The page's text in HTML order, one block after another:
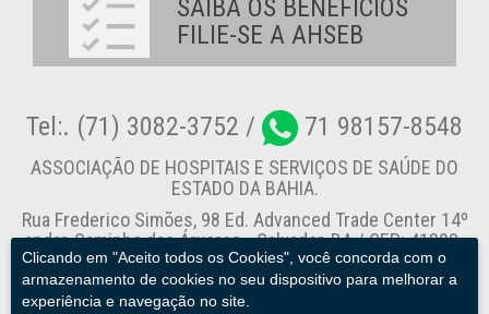
Clicando em "Aceito todos os Cookies", você concorda com o
armazenamento de cookies no seu dispositivo para melhorar a
experiência e navegação no site.
SAIBA OS BENEFÍCIOS
FILIE-SE A AHSEB
Tel:. (71) 3082-3752 / 71 98157-8548
ASSOCIAÇÃO DE HOSPITAIS E SERVIÇOS DE SAÚDE DO
ESTADO DA BAHIA.
Rua Frederico Simões, 98 Ed. Advanced Trade Center 14º
andar, Caminho das Árvores - Salvador-BA / CEP: 41820-
774
Canal de Denúncia